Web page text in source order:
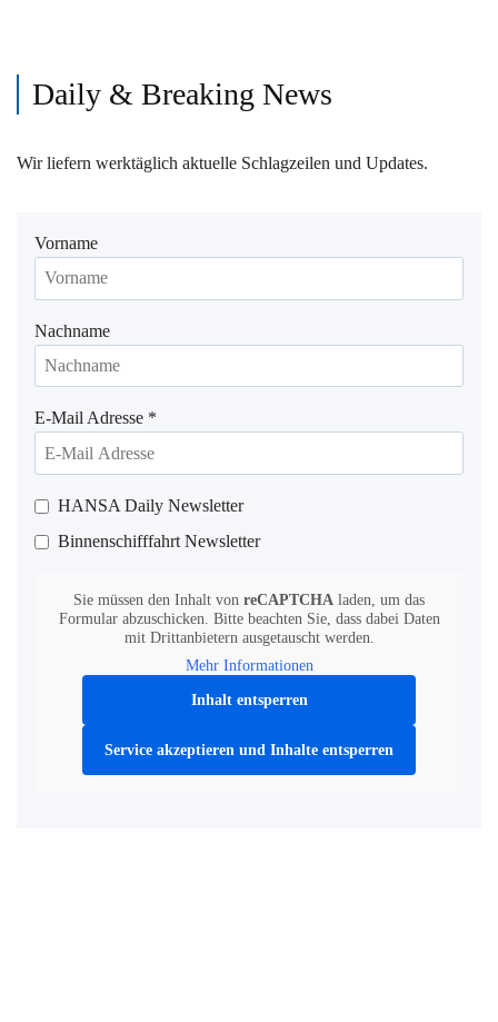
Daily & Breaking News
Wir liefern werktäglich aktuelle Schlagzeilen und Updates.
Vorname
Nachname
E-Mail Adresse *
HANSA Daily Newsletter
Binnenschifffahrt Newsletter
Sie müssen den Inhalt von reCAPTCHA laden, um das
Formular abzuschicken. Bitte beachten Sie, dass dabei Daten
mit Drittanbietern ausgetauscht werden.
Mehr Informationen
Inhalt entsperren
Service akzeptieren und Inhalte entsperren